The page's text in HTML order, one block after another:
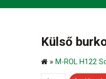
Külső
» M-ROL H122